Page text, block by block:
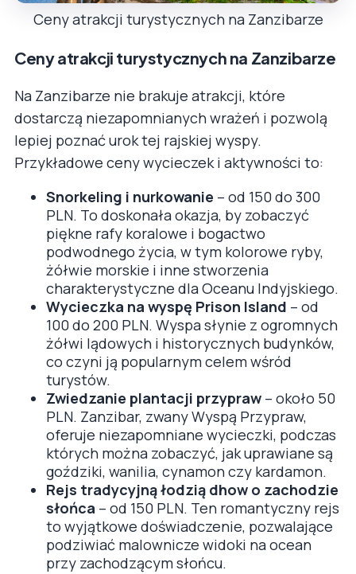
Ceny atrakcji turystycznych na Zanzibarze
Ceny atrakcji turystycznych na Zanzibarze
Na Zanzibarze nie brakuje atrakcji, które
dostarczą niezapomnianych wrażeń i pozwolą
lepiej poznać urok tej rajskiej wyspy.
Przykładowe ceny wycieczek i aktywności to:
Snorkeling i nurkowanie – od 150 do 300
PLN. To doskonała okazja, by zobaczyć
piękne rafy koralowe i bogactwo
podwodnego życia, w tym kolorowe ryby,
żółwie morskie i inne stworzenia
charakterystyczne dla Oceanu Indyjskiego.
Wycieczka na wyspę Prison Island – od
100 do 200 PLN. Wyspa słynie z ogromnych
żółwi lądowych i historycznych budynków,
co czyni ją popularnym celem wśród
turystów.
Zwiedzanie plantacji przypraw – około 50
PLN. Zanzibar, zwany Wyspą Przypraw,
oferuje niezapomniane wycieczki, podczas
których można zobaczyć, jak uprawiane są
goździki, wanilia, cynamon czy kardamon.
Rejs tradycyjną łodzią dhow o zachodzie
słońca – od 150 PLN. Ten romantyczny rejs
to wyjątkowe doświadczenie, pozwalające
podziwiać malownicze widoki na ocean
przy zachodzącym słońcu.